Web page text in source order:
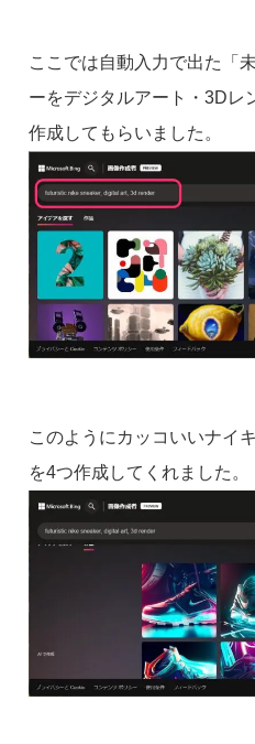
ここでは自動入力で出た「
ーをデジタルアート・3Dレ
作成してもらいました。
このようにカッコいいナイ
を4つ作成してくれました。